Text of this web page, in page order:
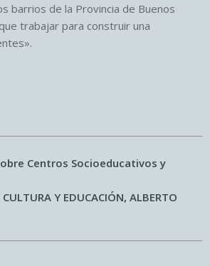
barrios de la Provincia de Buenos
trabajar para construir una
Centros Socioeducativos y
Y EDUCACIÓN, ALBERTO